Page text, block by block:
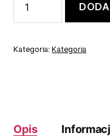
KRAJALNICA
WIELOFUNKCYJNA
ROZDRABNIACZ
Kategoria:Kategoria
Opis